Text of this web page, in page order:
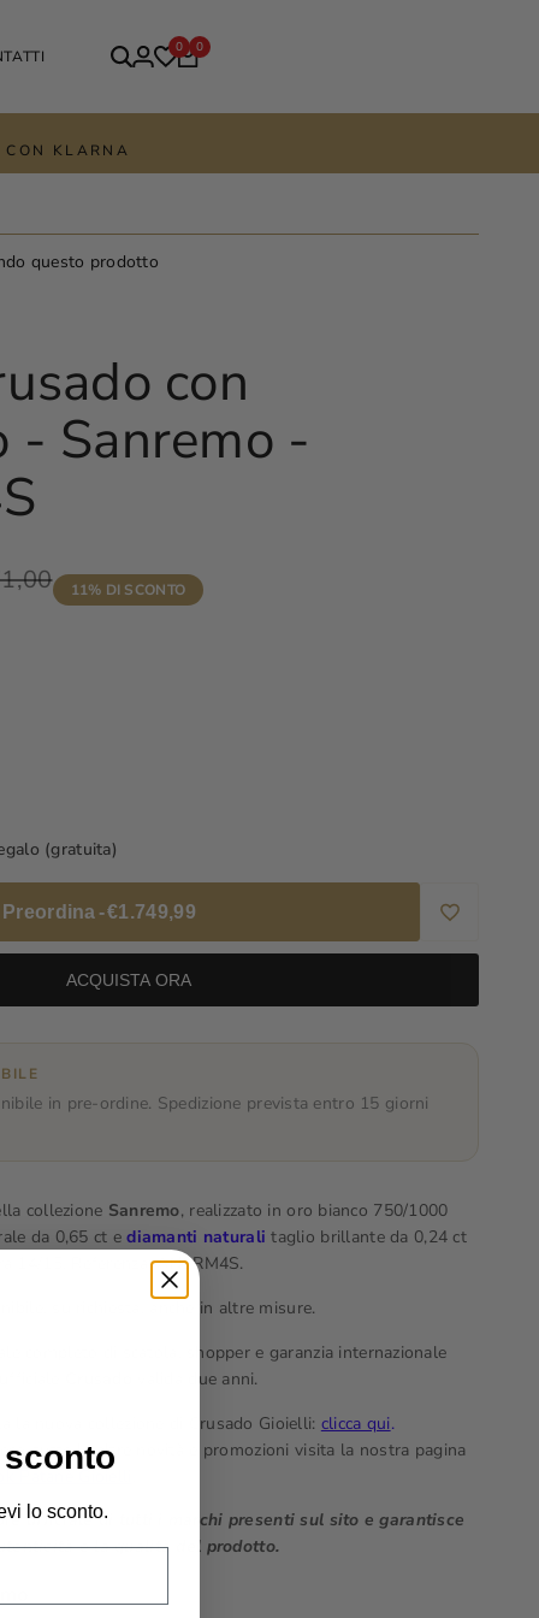
0 0
KLARNA
questo prodotto
con
- Sanremo -
11% DI SCONTO
(gratuita)
Preordina-€1.749,99
ACQUISTA ORA
in pre-ordine. Spedizione prevista entro 15 giorni
collezione Sanremo, realizzato in oro bianco 750/1000
da 0,65 ct ediamanti naturali taglio brillante da 0,24 ct
14/15. Referenza: ANSRM4S.
su richiesta, anche in altre misure.
completo di scatola, shopper e garanzia internazionale
valida due anni.
la nuova collezione di Crusado Gioielli: clicca qui.
tutte le altre novità e promozioni visita la nostra pagina
Patanè Gioielli
ufficiale di tutti i marchi presenti sul sito e garantisce
e la qualità del prodotto.
lo sconto.